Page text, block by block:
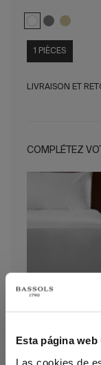
Esta página
Las cookies de
1 PIÈCES
LIVRAISON ET
COMPLÉTEZ
Drap Housse
Blanc